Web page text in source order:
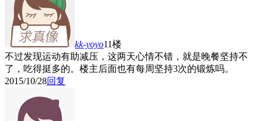
kk-yoyo11楼
不过发现运动有助减压，这两天心情不错，就是晚餐坚持不
了，吃得挺多的。楼主后面也有每周坚持3次的锻炼吗。
2015/10/28回复